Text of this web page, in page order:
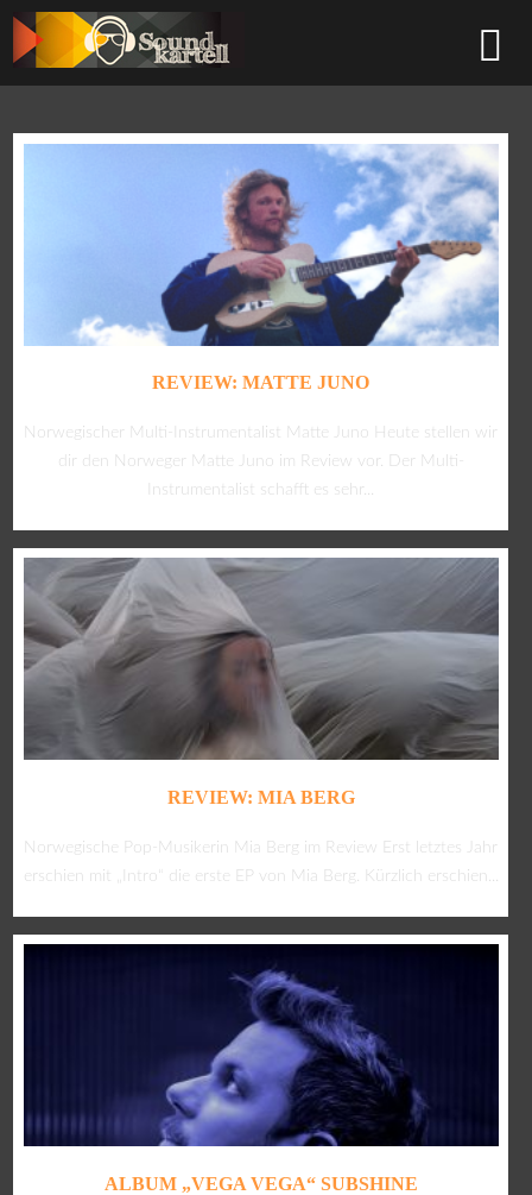
REVIEW: MATTE JUNO
Norwegischer Multi-Instrumentalist Matte Juno Heute stellen wir
dir den Norweger Matte Juno im Review vor. Der Multi-
Instrumentalist schafft es sehr...
REVIEW: MIA BERG
Norwegische Pop-Musikerin Mia Berg im Review Erst letztes Jahr
erschien mit „Intro“ die erste EP von Mia Berg. Kürzlich erschien...
ALBUM „VEGA VEGA“ SUBSHINE